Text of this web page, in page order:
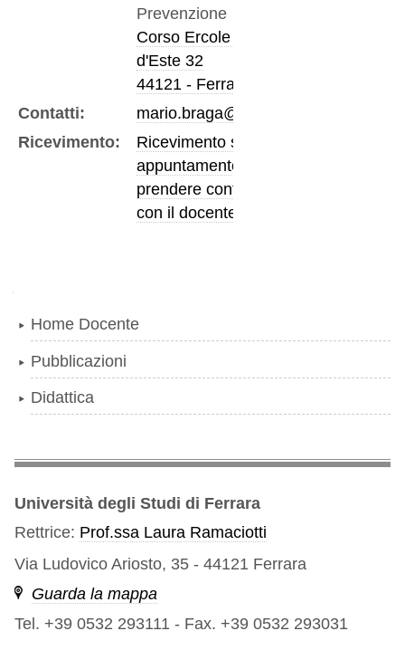
Prevenzione
Corso Ercole I
d'Este 32
44121 - Ferrara
Contatti:
mario.braga@unife.it
Ricevimento:
Ricevimento su
appuntamento,
prendere contatto
con il docente
Home Docente
Pubblicazioni
Didattica
Università degli Studi di Ferrara
Rettrice: Prof.ssa Laura Ramaciotti
Via Ludovico Ariosto, 35 - 44121 Ferrara
Guarda la mappa
Tel. +39 0532 293111 - Fax. +39 0532 293031